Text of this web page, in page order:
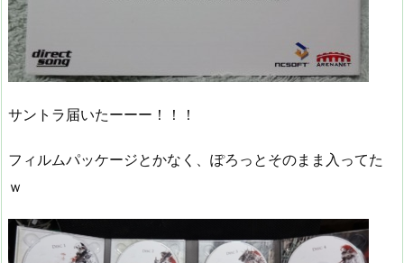
サントラ届いたーーー！！！
フィルムパッケージとかなく、ぽろっとそのまま入ってた
ｗ